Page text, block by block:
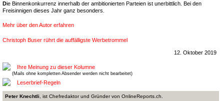
Die Binnenkonkurrenz innerhalb der ambitionierten Parteien ist unerbittlich. Bei den
Freisinnigen dieses Jahr ganz besonders.
Mehr über den Autor erfahren
Christoph Buser rührt die auffälligste Werbetrommel
12. Oktober 2019
Ihre Meinung zu dieser Kolumne
(Mails ohne kompletten Absender werden nicht bearbeitet)
Leserbrief-Regeln
Peter Knechtli , ist Chefredaktor und Gründer von OnlineReports.ch.